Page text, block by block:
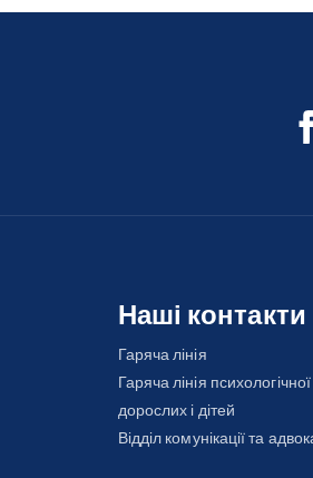
Наші контакти
Гаряча лінія
Гаряча лінія
дорослих і дітей
Відділ комунікації та